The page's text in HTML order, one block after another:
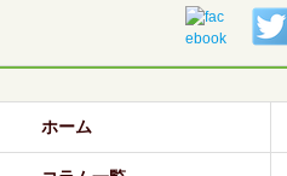
ホーム